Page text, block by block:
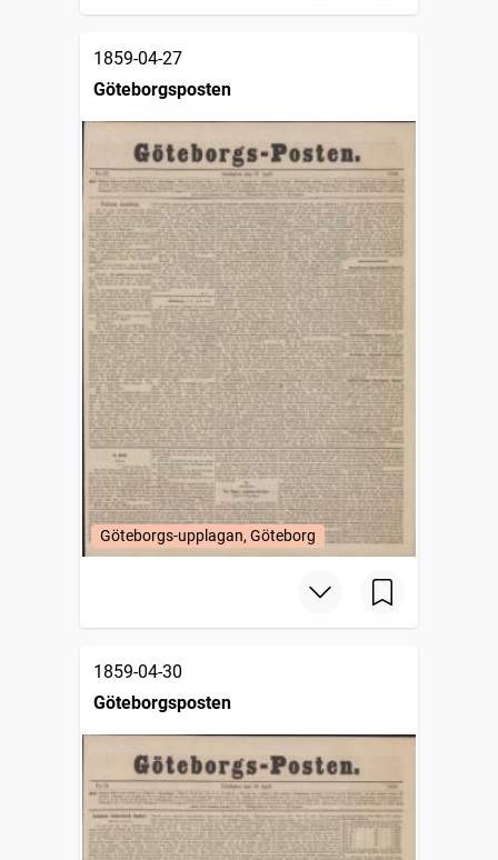
1859-04-27
Göteborgsposten
Göteborgs-upplagan, Göteborg
1859-04-30
Göteborgsposten